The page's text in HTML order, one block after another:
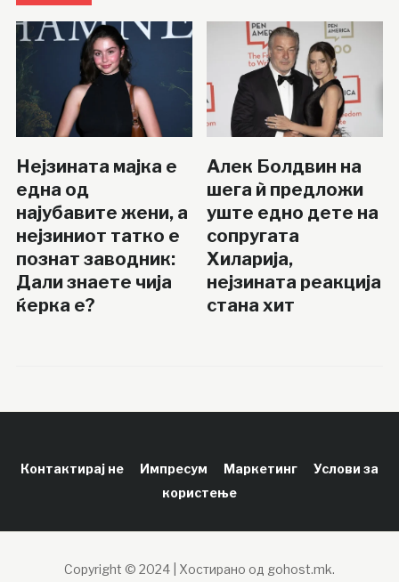
Нејзината мајка е
една од
најубавите жени, а
нејзиниот татко е
познат заводник:
Дали знаете чија
ќерка е?
Алек Болдвин на
шега ѝ предложи
уште едно дете на
сопругата
Хиларија,
нејзината реакција
стана хит
Контактирај не Импресум Маркетинг
Услови за
користење
Copyright © 2024 | Хостирано од gohost.mk.